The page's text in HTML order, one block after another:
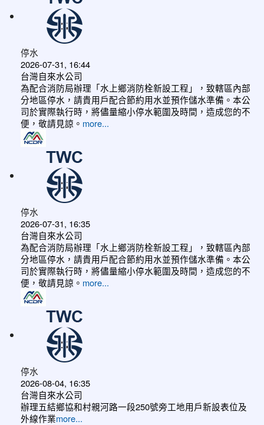
停水
2026-07-31, 16:44
台灣自來水公司
為配合消防局辦理「水上鄉消防栓新設工程」，致轄區內部
分地區停水，請貴用戶配合節約用水並預作儲水準備。本公
司於實際執行時，將儘量縮小停水範圍及時間，造成您的不
便，敬請見諒。 more...
停水
2026-07-31, 16:35
台灣自來水公司
為配合消防局辦理「水上鄉消防栓新設工程」，致轄區內部
分地區停水，請貴用戶配合節約用水並預作儲水準備。本公
司於實際執行時，將儘量縮小停水範圍及時間，造成您的不
便，敬請見諒。 more...
停水
2026-08-04, 16:35
台灣自來水公司
辦理五結鄉協和村親河路一段250號旁工地用戶新設表位及
外線作業more...